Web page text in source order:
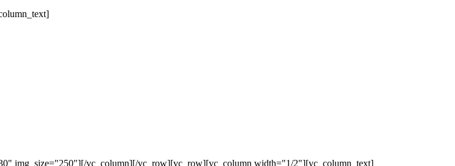
img_size="250"][/vc_column][/vc_row][vc_row][vc_column width="1/2"][vc_column_text]